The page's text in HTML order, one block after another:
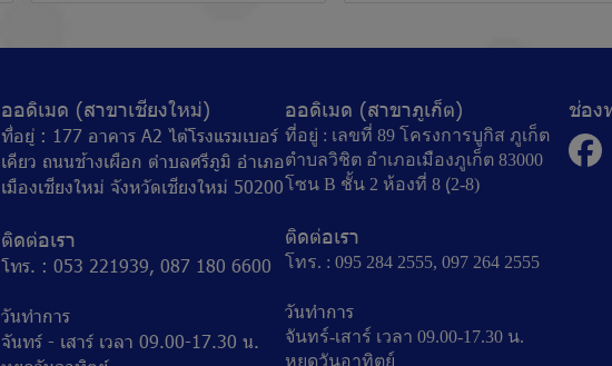
ออดิเมด (สาขาเชียงใหม่)
ที่อยู่ : 177 อาคาร A2 ไต้โรงแรมเบอร์
เคียว ถนนช้างเผือก ตำบลศรีภูมิ อำเภอ
เมืองเชียงใหม่ จังหวัดเชียงใหม่ 50200
ติดต่อเรา
โทร. : 053 221939, 087 180 6600
วันทำการ
จันทร์ - เสาร์ เวลา 09.00-17.30 น.
ออดิเมด (สาขาภูเก็ต)
ที่อยู่ : เลขที่ 89 โครงการบูกิส ภูเก็ต
ตำบลวิชิต อำเภอเมืองภูเก็ต 83000
โซน B ชั้น 2 ห้องที่ 8 (ฺ2-8)
ติดต่อเรา
โทร. : 095 284 2555, 097 264 2555
วันทำการ
จันทร์-เสาร์ เวลา 09.00-17.30 น.
หยุดวันอาทิตย์
ช่อง